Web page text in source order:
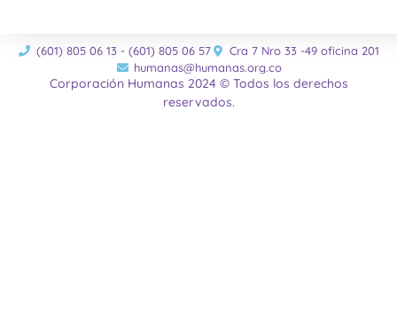
(601) 805 06 13 - (601) 805 06 57
Cra 7 Nro 33 -49 oficina 201
humanas@humanas.org.co
Corporación Humanas 2024 © Todos los derechos
reservados.